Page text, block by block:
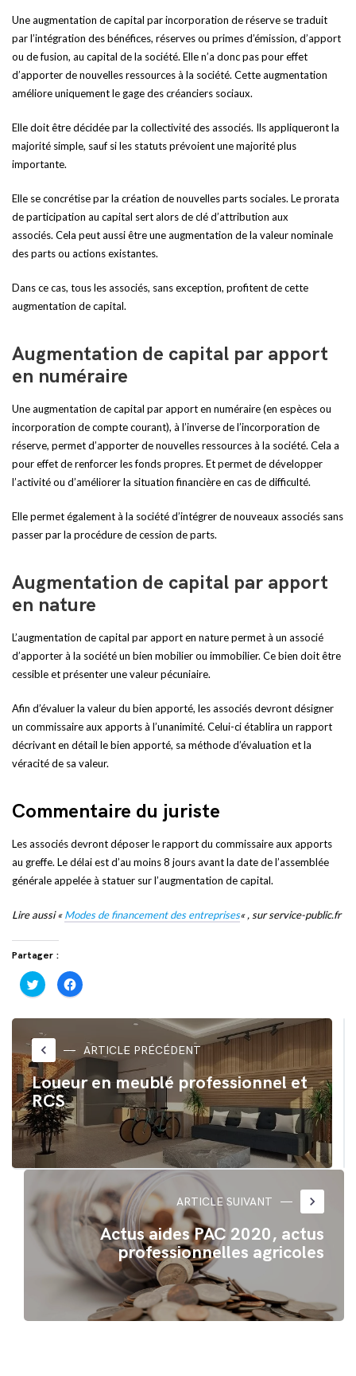
Une augmentation de capital par incorporation de réserve se traduit
par l’intégration des bénéfices, réserves ou primes d’émission, d’apport
ou de fusion, au capital de la société. Elle n’a donc pas pour effet
d’apporter de nouvelles ressources à la société. Cette augmentation
améliore uniquement le gage des créanciers sociaux.
Elle doit être décidée par la collectivité des associés. Ils appliqueront la
majorité simple, sauf si les statuts prévoient une majorité plus
importante.
Elle se concrétise par la création de nouvelles parts sociales. Le prorata
de participation au capital sert alors de clé d’attribution aux
associés. Cela peut aussi être une augmentation de la valeur nominale
des parts ou actions existantes.
Dans ce cas, tous les associés, sans exception, profitent de cette
augmentation de capital.
Augmentation de capital par apport
en numéraire
Une augmentation de capital par apport en numéraire (en espèces ou
incorporation de compte courant), à l’inverse de l’incorporation de
réserve, permet d’apporter de nouvelles ressources à la société. Cela a
pour effet de renforcer les fonds propres. Et permet de développer
l’activité ou d’améliorer la situation financière en cas de difficulté.
Elle permet également à la société d’intégrer de nouveaux associés sans
passer par la procédure de cession de parts.
Augmentation de capital par apport
en nature
L’augmentation de capital par apport en nature permet à un associé
d’apporter à la société un bien mobilier ou immobilier. Ce bien doit être
cessible et présenter une valeur pécuniaire.
Afin d’évaluer la valeur du bien apporté, les associés devront désigner
un commissaire aux apports à l’unanimité. Celui-ci établira un rapport
décrivant en détail le bien apporté, sa méthode d’évaluation et la
véracité de sa valeur.
Commentaire du juriste
Les associés devront déposer le rapport du commissaire aux apports
au greffe. Le délai est d’au moins 8 jours avant la date de l’assemblée
générale appelée à statuer sur l’augmentation de capital.
Lire aussi «Modes de financement des entreprises« , sur service-public.fr
Partager :
Cliquez
pour
partager
Twitter(ouvre
une
nouvelle
fenêtre)
Cliquez
pour
partager
Facebook(ouvre
nouvelle
fenêtre)
keyboard_arrow_left ARTICLE PRÉCÉDENT
Loueur en meublé professionnel et
RCS
ARTICLE SUIVANT keyboard_arrow_right
Actus aides PAC 2020, actus
professionnelles agricoles